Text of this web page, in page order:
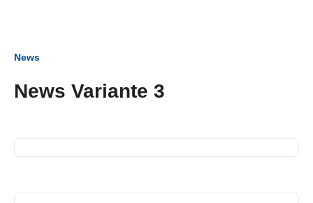
News
News Variante 3